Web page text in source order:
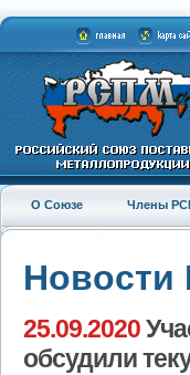
О Союзе Члены
25.09.2020
обсудили